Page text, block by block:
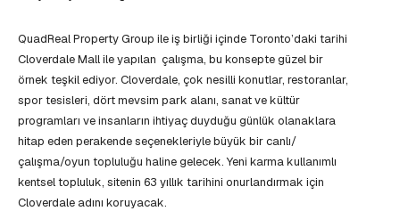
QuadReal Property Group ile iş birliği içinde Toronto’daki tarihi
Cloverdale Mall ile yapılan çalışma, bu konsepte güzel bir
örnek teşkil ediyor. Cloverdale, çok nesilli konutlar, restoranlar,
spor tesisleri, dört mevsim park alanı, sanat ve kültür
programları ve insanların ihtiyaç duyduğu günlük olanaklara
hitap eden perakende seçenekleriyle büyük bir canlı/
çalışma/oyun topluluğu haline gelecek. Yeni karma kullanımlı
kentsel topluluk, sitenin 63 yıllık tarihini onurlandırmak için
Cloverdale adını koruyacak.